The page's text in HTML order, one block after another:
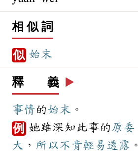
相 似 詞
似 始末
釋 義 ▶️
事情的始末 。
例 她雖深知此事的 原委
大 ， 所以不肯輕易 透露 。